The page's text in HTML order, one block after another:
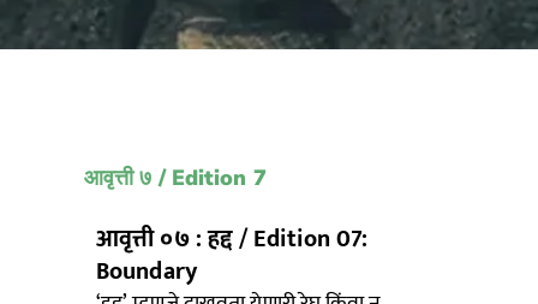
आवृत्ती ७ / Edition 7
आवृत्ती ०७ : हद्द / Edition 07:
Boundary